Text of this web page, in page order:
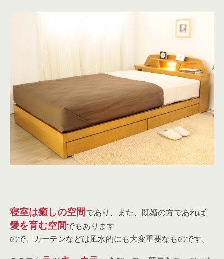
寝室は癒しの空間であり、また、既婚の方であれば
愛を育む空間でもあります
ので、カーテンなどは風水的にも大変重要なものです。